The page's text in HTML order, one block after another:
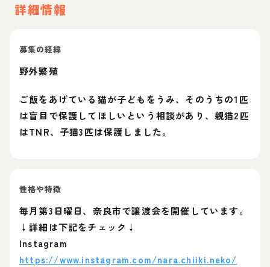
詳細情報
募集の経緯
野外繁殖
ご飯をあげている猫が子どもをうみ、そのうちの1匹
は盲目で保護してほしいという相談があり、親猫2匹
はTNR、子猫3匹は保護しました。
性格や特徴
毎月第3日曜日、奈良市で譲渡会を開催しています。
↓詳細は下記をチェック↓
Instagram
https://www.instagram.com/nara.chiiki.neko/